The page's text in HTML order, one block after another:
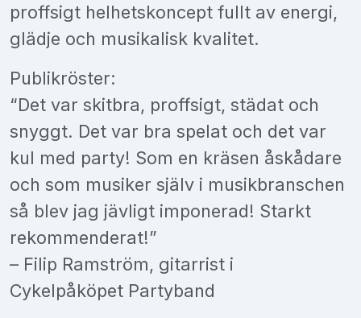
proffsigt helhetskoncept fullt av energi,
glädje och musikalisk kvalitet.
Publikröster:
“Det var skitbra, proffsigt, städat och
snyggt. Det var bra spelat och det var
kul med party! Som en kräsen åskådare
och som musiker själv i musikbranschen
så blev jag jävligt imponerad! Starkt
rekommenderat!”
– Filip Ramström, gitarrist i
Cykelpåköpet Partyband